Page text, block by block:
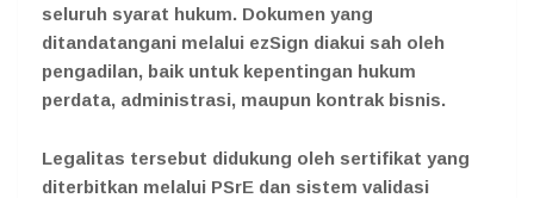
seluruh syarat hukum. Dokumen yang
ditandatangani melalui ezSign diakui sah oleh
pengadilan, baik untuk kepentingan hukum
perdata, administrasi, maupun kontrak bisnis.
Legalitas tersebut didukung oleh sertifikat yang
diterbitkan melalui PSrE dan sistem validasi